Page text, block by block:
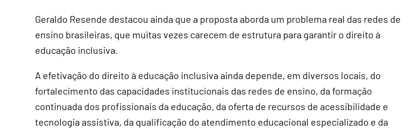
Geraldo Resende destacou ainda que a proposta aborda um problema real das redes de
ensino brasileiras, que muitas vezes carecem de estrutura para garantir o direito à
educação inclusiva.
A efetivação do direito à educação inclusiva ainda depende, em diversos locais, do
fortalecimento das capacidades institucionais das redes de ensino, da formação
continuada dos profissionais da educação, da oferta de recursos de acessibilidade e
tecnologia assistiva, da qualificação do atendimento educacional especializado e da